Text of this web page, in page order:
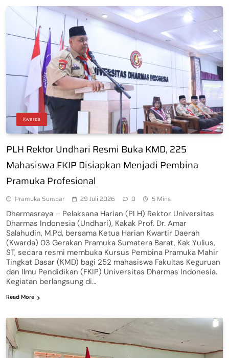
Kwarda
PLH Rektor Undhari Resmi Buka KMD, 225
Mahasiswa FKIP Disiapkan Menjadi Pembina
Pramuka Profesional
Pramuka Sumbar 29 Juli 2026 0 5 Mins
Dharmasraya – Pelaksana Harian (PLH) Rektor Universitas
Dharmas Indonesia (Undhari), Kakak Prof. Dr. Amar
Salahudin, M.Pd, bersama Ketua Harian Kwartir Daerah
(Kwarda) 03 Gerakan Pramuka Sumatera Barat, Kak Yulius,
ST, secara resmi membuka Kursus Pembina Pramuka Mahir
Tingkat Dasar (KMD) bagi 252 mahasiswa Fakultas Keguruan
dan Ilmu Pendidikan (FKIP) Universitas Dharmas Indonesia.
Kegiatan berlangsung di…
Read More